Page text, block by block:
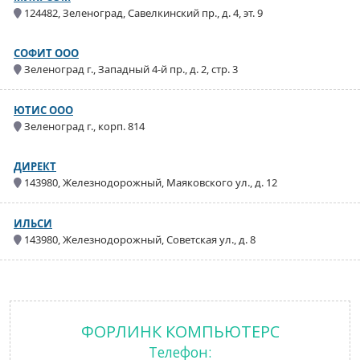
124482, Зеленоград, Савелкинский пр., д. 4, эт. 9
СОФИТ ООО
Зеленоград г., Западный 4-й пр., д. 2, стр. 3
ЮТИС ООО
Зеленоград г., корп. 814
ДИРЕКТ
143980, Железнодорожный, Маяковского ул., д. 12
ИЛЬСИ
143980, Железнодорожный, Советская ул., д. 8
ФОРЛИНК КОМПЬЮТЕРС
Телефон: